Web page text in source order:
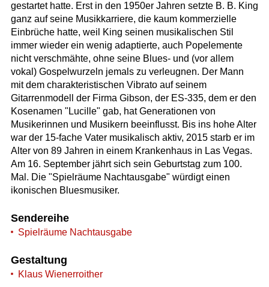
gestartet hatte. Erst in den 1950er Jahren setzte B. B. King
ganz auf seine Musikkarriere, die kaum kommerzielle
Einbrüche hatte, weil King seinen musikalischen Stil
immer wieder ein wenig adaptierte, auch Popelemente
nicht verschmähte, ohne seine Blues- und (vor allem
vokal) Gospelwurzeln jemals zu verleugnen. Der Mann
mit dem charakteristischen Vibrato auf seinem
Gitarrenmodell der Firma Gibson, der ES-335, dem er den
Kosenamen "Lucille" gab, hat Generationen von
Musikerinnen und Musikern beeinflusst. Bis ins hohe Alter
war der 15-fache Vater musikalisch aktiv, 2015 starb er im
Alter von 89 Jahren in einem Krankenhaus in Las Vegas.
Am 16. September jährt sich sein Geburtstag zum 100.
Mal. Die "Spielräume Nachtausgabe" würdigt einen
ikonischen Bluesmusiker.
Sendereihe
Spielräume Nachtausgabe
Gestaltung
Klaus Wienerroither